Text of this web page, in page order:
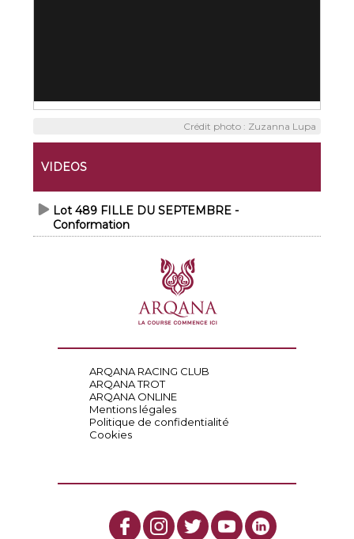
Crédit photo : Zuzanna Lupa
VIDEOS
Lot 489 FILLE DU SEPTEMBRE -
Conformation
ARQANA RACING CLUB
ARQANA TROT
ARQANA ONLINE
Mentions légales
Politique de confidentialité
Cookies